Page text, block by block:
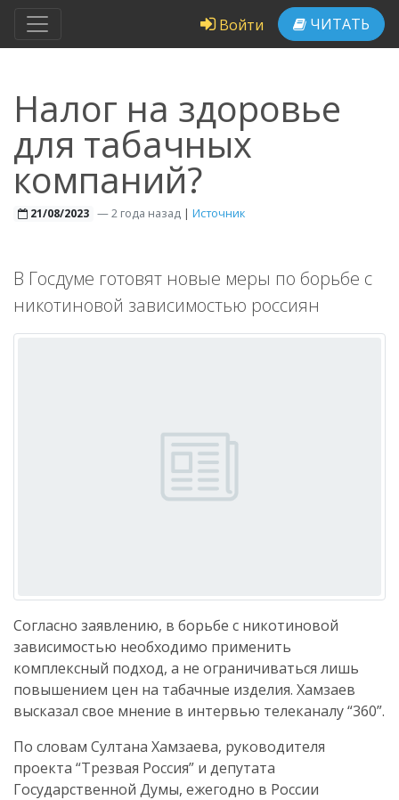
Войти ЧИТАТЬ
Налог на здоровье
для табачных
компаний?
21/08/2023 —2 года назад | Источник
В Госдуме готовят новые меры по борьбе с
никотиновой зависимостью россиян
Согласно заявлению, в борьбе с никотиновой
зависимостью необходимо применить
комплексный подход, а не ограничиваться лишь
повышением цен на табачные изделия. Хамзаев
высказал свое мнение в интервью телеканалу “360”.
По словам Султана Хамзаева, руководителя
проекта “Трезвая Россия” и депутата
Государственной Думы, ежегодно в России